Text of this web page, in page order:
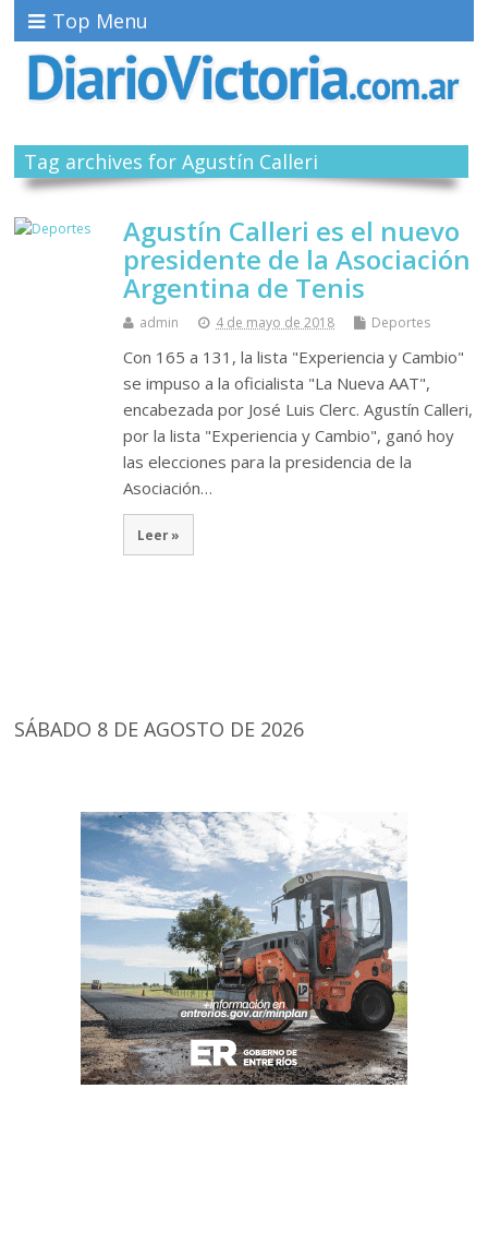
Top Menu
Tag archives for Agustín Calleri
Agustín Calleri es el nuevo
presidente de la Asociación
Argentina de Tenis
admin 4 de mayo de 2018 Deportes
Con 165 a 131, la lista "Experiencia y Cambio"
se impuso a la oficialista "La Nueva AAT",
encabezada por José Luis Clerc. Agustín Calleri,
por la lista "Experiencia y Cambio", ganó hoy
las elecciones para la presidencia de la
Asociación…
Leer »
SÁBADO 8 DE AGOSTO DE 2026